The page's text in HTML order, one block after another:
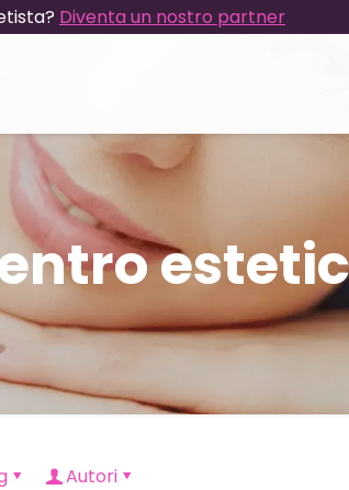
Diventa un nostro partner
Autori